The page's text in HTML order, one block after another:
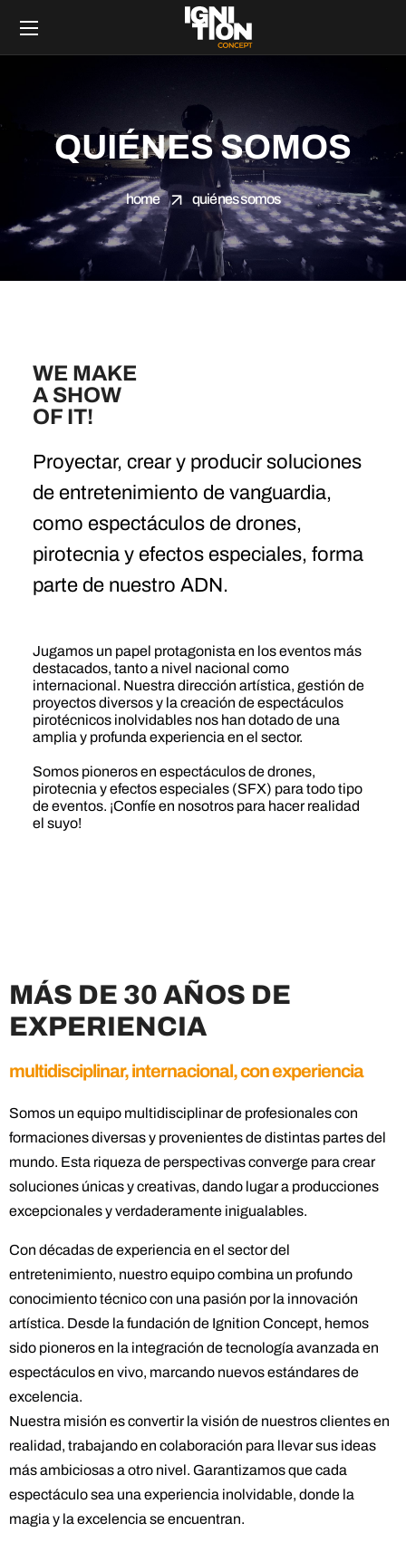
QUIÉNES SOMOS
home quiénes somos
WE MAKE
A SHOW
OF IT!
Proyectar, crear y producir soluciones
de entretenimiento de vanguardia,
como espectáculos de drones,
pirotecnia y efectos especiales, forma
parte de nuestro ADN.
Jugamos un papel protagonista en los eventos más
destacados, tanto a nivel nacional como
internacional. Nuestra dirección artística, gestión de
proyectos diversos y la creación de espectáculos
pirotécnicos inolvidables nos han dotado de una
amplia y profunda experiencia en el sector.
Somos pioneros en espectáculos de drones,
pirotecnia y efectos especiales (SFX) para todo tipo
de eventos. ¡Confíe en nosotros para hacer realidad
el suyo!
multidisciplinar, internacional, con experiencia
MÁS DE 30 AÑOS DE
EXPERIENCIA
Somos un equipo multidisciplinar de profesionales con
formaciones diversas y provenientes de distintas partes del
mundo. Esta riqueza de perspectivas converge para crear
soluciones únicas y creativas, dando lugar a producciones
excepcionales y verdaderamente inigualables.
Con décadas de experiencia en el sector del
entretenimiento, nuestro equipo combina un profundo
conocimiento técnico con una pasión por la innovación
artística. Desde la fundación de Ignition Concept, hemos
sido pioneros en la integración de tecnología avanzada en
espectáculos en vivo, marcando nuevos estándares de
excelencia.
Nuestra misión es convertir la visión de nuestros clientes en
realidad, trabajando en colaboración para llevar sus ideas
más ambiciosas a otro nivel. Garantizamos que cada
espectáculo sea una experiencia inolvidable, donde la
magia y la excelencia se encuentran.